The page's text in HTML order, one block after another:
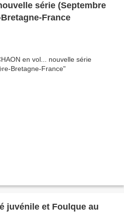
série (Septembre
France
juvénile et Foulque au